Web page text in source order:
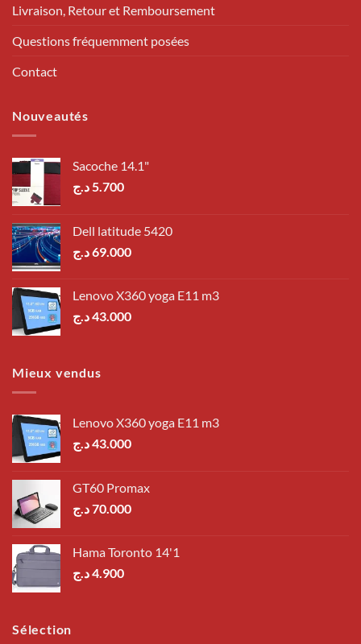
Livraison, Retour et Remboursement
Questions fréquemment posées
Contact
Nouveautés
Sacoche 14.1"
5.700د.ج
Dell latitude 5420
69.000د.ج
Lenovo X360 yoga E11 m3
43.000د.ج
Mieux vendus
Lenovo X360 yoga E11 m3
43.000د.ج
GT60 Promax
70.000د.ج
Hama Toronto 14'1
4.900د.ج
Sélection